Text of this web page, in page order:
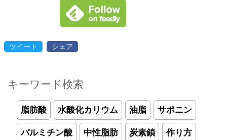
ツイート シェア
キーワード検索
脂肪酸 水酸化カリウム 油脂 サポニン
パルミチン酸 中性脂肪 炭素鎖 作り方